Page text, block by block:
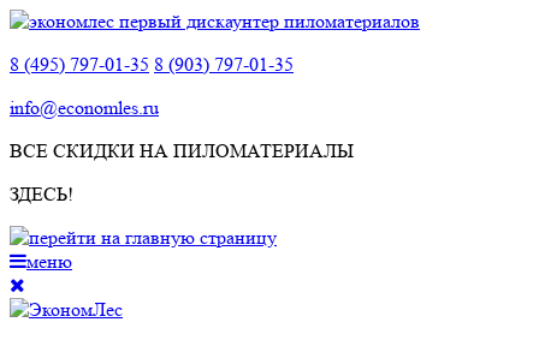
8 (495) 797-01-35 8 (903) 797-01-35
info@economles.ru
ВСЕ СКИДКИ НА ПИЛОМАТЕРИАЛЫ
ЗДЕСЬ!
меню